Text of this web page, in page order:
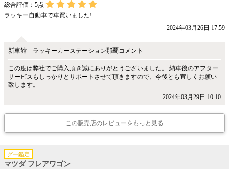
総合評価： 5点
ラッキー自動車で車買いました!
2024年03月26日 17:59
新車館 ラッキーカーステーション那覇コメント
この度は弊社でご購入頂き誠にありがとうございました。 納車後のアフター
サービスもしっかりとサポートさせて頂きますので、今後とも宜しくお願い
致します。
2024年03月29日 10:10
この販売店のレビューをもっと見る
グー鑑定
マツダ フレアワゴン